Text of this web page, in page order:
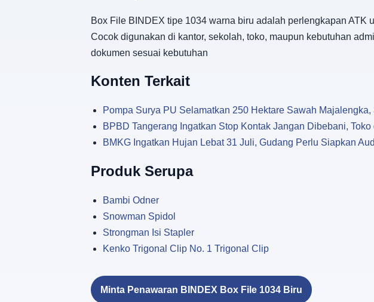
Box File BINDEX tipe 1034 warna biru adalah perlengkapan
Cocok digunakan di kantor, sekolah, toko, maupun kebutuhan
dokumen sesuai kebutuhan
Konten Terkait
Pompa Surya PU Selamatkan 250 Hektare Sawah
BPBD Tangerang Ingatkan Stop Kontak Jangan Dibebani,
BMKG Ingatkan Hujan Lebat 31 Juli, Gudang Perlu Siapkan
Produk Serupa
Bambi Odner
Snowman Spidol
Strongman Isi Stapler
Kenko Trigonal Clip No. 1 Trigonal Clip
Minta Penawaran BINDEX Box File 1034 Biru